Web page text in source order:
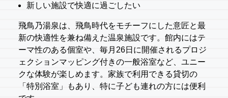
新しい施設で快適に過ごしたい
飛鳥乃湯泉は、飛鳥時代をモチーフにした意匠と最
新の快適性を兼ね備えた温泉施設です。館内にはテ
ーマ性のある個室や、毎月26日に開催されるプロジ
ェクションマッピング付きの一般浴室など、ユニー
クな体験が楽しめます。家族で利用できる貸切の
「特別浴室」もあり、特に子ども連れの方には便利